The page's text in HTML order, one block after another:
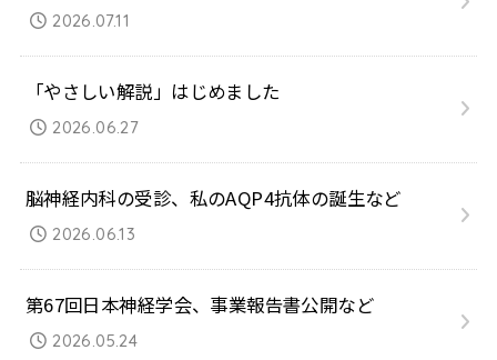
2026.07.11
「やさしい解説」はじめました
2026.06.27
脳神経内科の受診、私のAQP4抗体の誕生など
2026.06.13
第67回日本神経学会、事業報告書公開など
2026.05.24